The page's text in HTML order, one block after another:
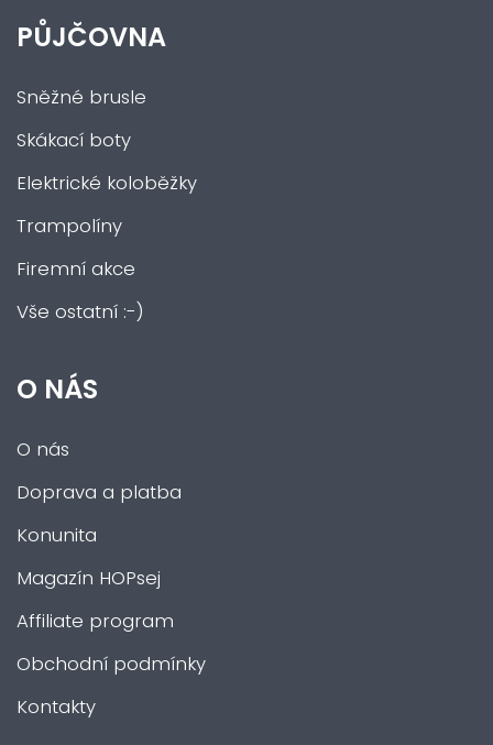
PŮJČOVNA
Sněžné brusle
Skákací boty
Elektrické koloběžky
Trampolíny
Firemní akce
Vše ostatní :-)
O NÁS
O nás
Doprava a platba
Konunita
Magazín HOPsej
Affiliate program
Obchodní podmínky
Kontakty